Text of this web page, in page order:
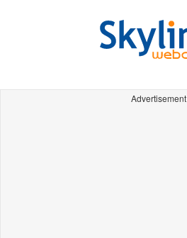
Advertisement